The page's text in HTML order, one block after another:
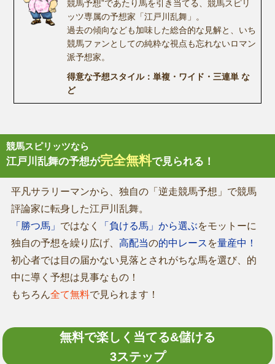
競馬予想”であたり馬を引き当てる、競馬スピリ
ッツ専属の予想家「江戸川乱舞」。
過去の傾向なども加味した総合的な見解と、いち
競馬ファンとしての純粋な視点も忘れないロマン
派予想家。
得意な予想スタイル：単複・ワイド・三連単 な
ど
競馬スピリッツなら
江戸川乱舞の予想が完全無料で見られる！
平凡サラリーマンから、独自の「逆走競馬予想」で競馬
評論家に転身した江戸川乱舞。
「勝つ馬」 ではなく 「負ける馬」から選ぶをモットーに
独自の予想を繰り広げ、 高配当の的中レース を量産中！
初心者では目の届かない見落とされがちな馬を選び、的
中に導く予想は見事なもの！
もちろん全て無料で見られます！
無料で楽しく当てる&儲ける
3ステップ